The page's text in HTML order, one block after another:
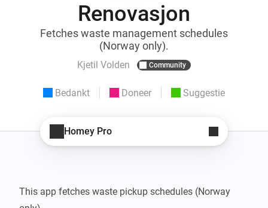
Renovasjon
Fetches waste management schedules
(Norway only).
Kjetil Volden Community
Bedankt Doneer Suggestie
Homey Pro
This app fetches waste pickup schedules (Norway